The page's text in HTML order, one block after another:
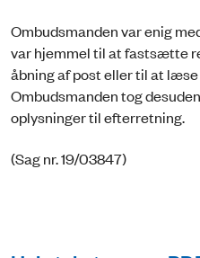
Ombudsmanden var enig
var hjemmel til at fastsætte
åbning af post eller til at
Ombudsmanden tog
oplysninger til efterretning.
(Sag nr. 19/03847)